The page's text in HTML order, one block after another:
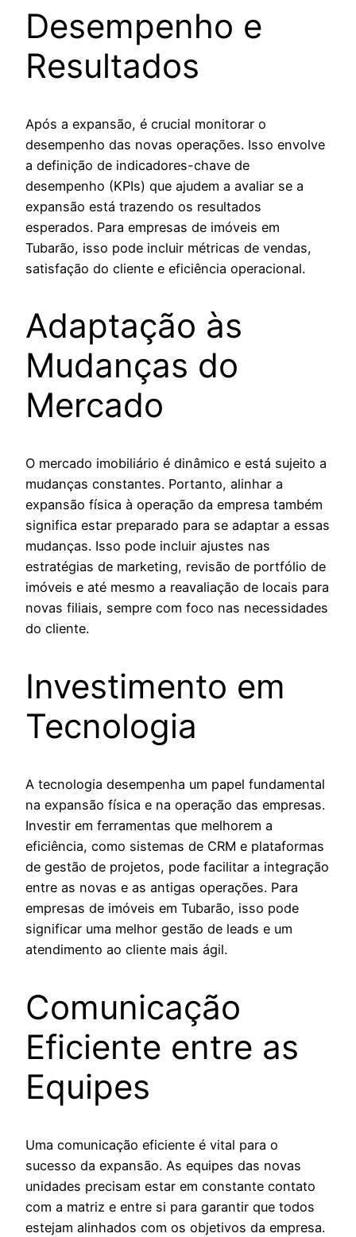
Desempenho e
Resultados
Após a expansão, é crucial monitorar o
desempenho das novas operações. Isso envolve
a definição de indicadores-chave de
desempenho (KPIs) que ajudem a avaliar se a
expansão está trazendo os resultados
esperados. Para empresas de imóveis em
Tubarão, isso pode incluir métricas de vendas,
satisfação do cliente e eficiência operacional.
Adaptação às
Mudanças do
Mercado
O mercado imobiliário é dinâmico e está sujeito a
mudanças constantes. Portanto, alinhar a
expansão física à operação da empresa também
significa estar preparado para se adaptar a essas
mudanças. Isso pode incluir ajustes nas
estratégias de marketing, revisão de portfólio de
imóveis e até mesmo a reavaliação de locais para
novas filiais, sempre com foco nas necessidades
do cliente.
Investimento em
Tecnologia
A tecnologia desempenha um papel fundamental
na expansão física e na operação das empresas.
Investir em ferramentas que melhorem a
eficiência, como sistemas de CRM e plataformas
de gestão de projetos, pode facilitar a integração
entre as novas e as antigas operações. Para
empresas de imóveis em Tubarão, isso pode
significar uma melhor gestão de leads e um
atendimento ao cliente mais ágil.
Comunicação
Eficiente entre as
Equipes
Uma comunicação eficiente é vital para o
sucesso da expansão. As equipes das novas
unidades precisam estar em constante contato
com a matriz e entre si para garantir que todos
estejam alinhados com os objetivos da empresa.